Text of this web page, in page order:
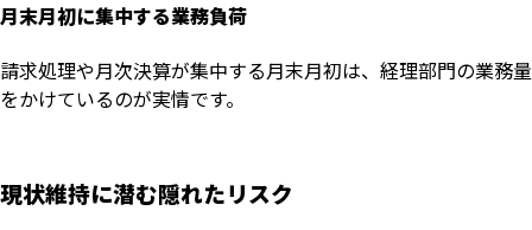
月末月初に集中する業務負荷
請求処理や月次決算が集中する月末月初は、経理部門の業務
をかけているのが実情です。
現状維持に潜む隠れたリスク